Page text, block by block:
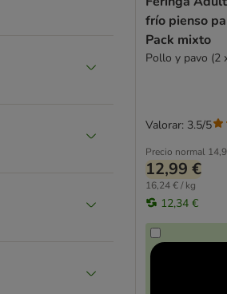
frío pienso
Pack mixto
Pollo y pavo (2
Precio normal
12,99 €
16,24 € / kg
12,34 €
Valorar: 3.5/5